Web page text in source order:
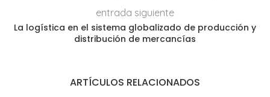
entrada siguiente
La logística en el sistema globalizado de producción y
distribución de mercancías
ARTÍCULOS RELACIONADOS